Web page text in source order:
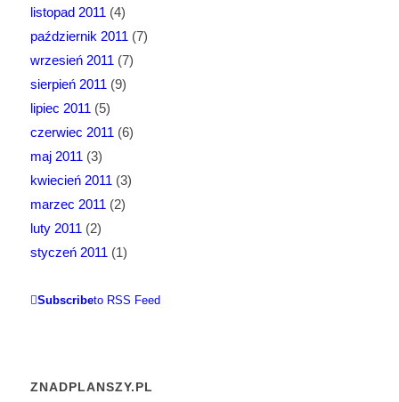
listopad 2011 (4)
październik 2011 (7)
wrzesień 2011 (7)
sierpień 2011 (9)
lipiec 2011 (5)
czerwiec 2011 (6)
maj 2011 (3)
kwiecień 2011 (3)
marzec 2011 (2)
luty 2011 (2)
styczeń 2011 (1)
Subscribeto RSS Feed
ZNADPLANSZY.PL